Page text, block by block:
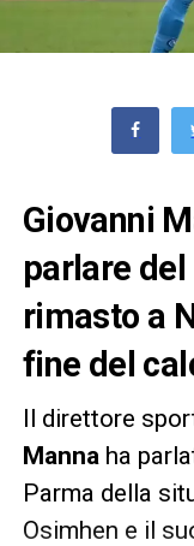
Giovanni
parlare
rimasto a
fine del
Il direttore
Manna ha
Parma della
Osimhen e il